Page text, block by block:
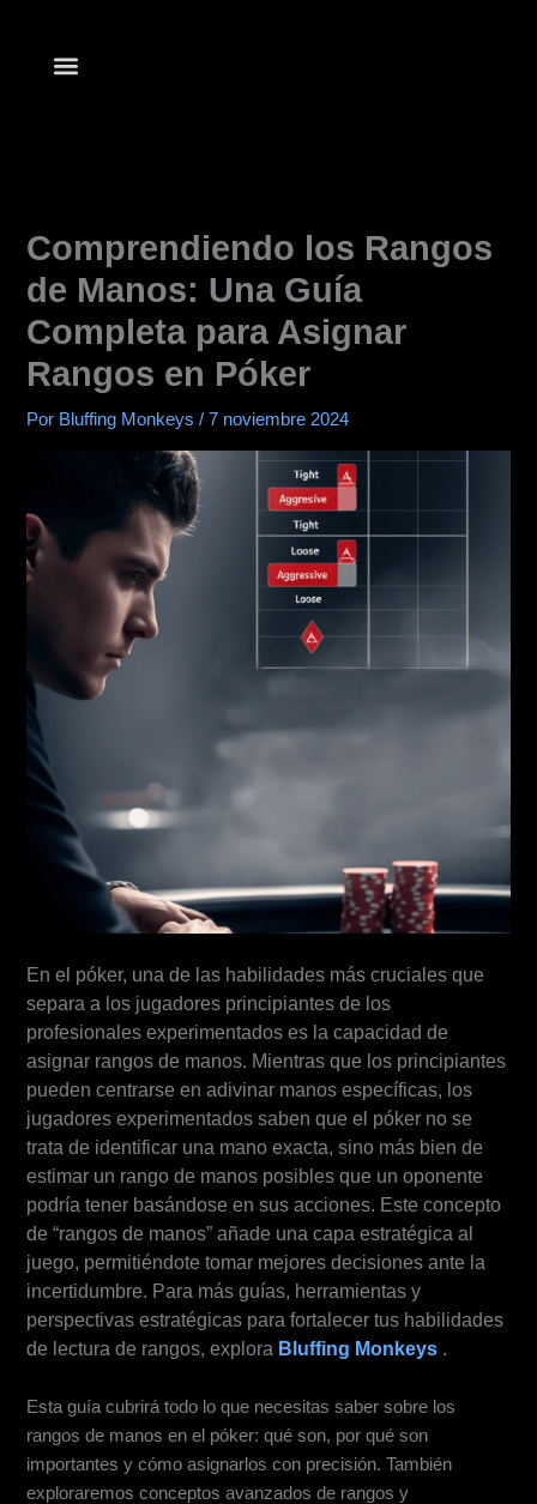
contenido
Comprendiendo los Rangos
de Manos: Una Guía
Completa para Asignar
Rangos en Póker
Por Bluffing Monkeys/7 noviembre 2024
En el póker, una de las habilidades más cruciales que
separa a los jugadores principiantes de los
profesionales experimentados es la capacidad de
asignar rangos de manos. Mientras que los principiantes
pueden centrarse en adivinar manos específicas, los
jugadores experimentados saben que el póker no se
trata de identificar una mano exacta, sino más bien de
estimar un rango de manos posibles que un oponente
podría tener basándose en sus acciones. Este concepto
de “rangos de manos” añade una capa estratégica al
juego, permitiéndote tomar mejores decisiones ante la
incertidumbre. Para más guías, herramientas y
perspectivas estratégicas para fortalecer tus habilidades
de lectura de rangos, explora Bluffing Monkeys .
Esta guía cubrirá todo lo que necesitas saber sobre los
rangos de manos en el póker: qué son, por qué son
importantes y cómo asignarlos con precisión. También
exploraremos conceptos avanzados de rangos y